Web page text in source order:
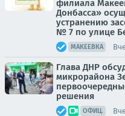
филиала
Донбасса»
устранению
№ 7 по улице
МАКЕЕВКА
Глава ДНР
микрорайона
решения
ОФИЦ.